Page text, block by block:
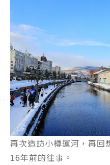
再次造訪小樽運河，再回
16年前的往事。